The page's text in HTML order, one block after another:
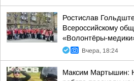
Ростислав
Всероссийскому
«Волонтёры-
Вчера, 18:24
Максим Мартышин: